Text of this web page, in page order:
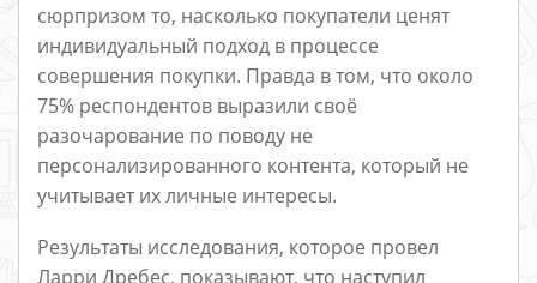
сюрпризом то, насколько покупатели ценят
индивидуальный подход в процессе
совершения покупки. Правда в том, что около
75% респондентов выразили своё
разочарование по поводу не
персонализированного контента, который не
учитывает их личные интересы.
Результаты исследования, которое провел
Ларри Дребес, показывают, что наступил